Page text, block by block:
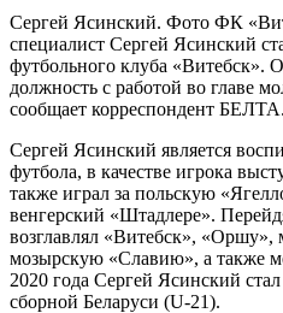
Сергей Ясинский. Фото ФК
специалист Сергей Ясинский
футбольного клуба «Витебск».
должность с работой во главе
сообщает корреспондент БЕЛТА.
Сергей Ясинский является
футбола, в качестве игрока
также играл за польскую
венгерский «Штадлере».
возглавлял «Витебск»,
мозырскую «Славию», а также
2020 года Сергей Ясинский
сборной Беларуси (U-21).